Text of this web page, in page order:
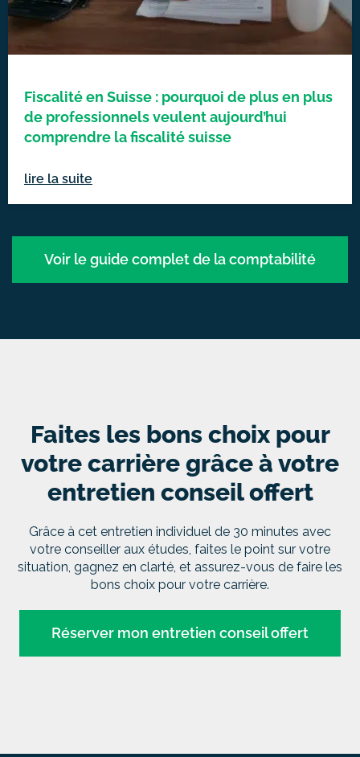
Fiscalité en Suisse : pourquoi de plus en plus
de professionnels veulent aujourd’hui
comprendre la fiscalité suisse
lire la suite
Voir le guide complet de la comptabilité
Faites les bons choix pour
votre carrière grâce à votre
entretien conseil offert
Grâce à cet entretien individuel de 30 minutes avec
votre conseiller aux études, faites le point sur votre
situation, gagnez en clarté, et assurez-vous de faire les
bons choix pour votre carrière.
Réserver mon entretien conseil offert